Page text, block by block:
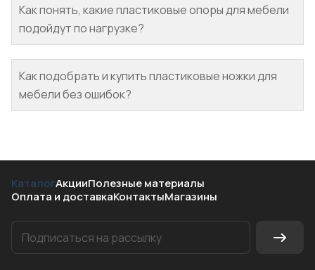
Как понять, какие пластиковые опоры для мебели
подойдут по нагрузке?
Как подобрать и купить пластиковые ножки для
мебели без ошибок?
КаталогАкцииПолезные материалы
Оплата и доставкаКонтактыМагазины